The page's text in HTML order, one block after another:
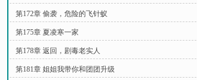
第172章 偷袭，危险的飞针蚁
第175章 夏凌寒一家
第178章 返回，剧毒老实人
第181章 姐姐我带你和团团升级